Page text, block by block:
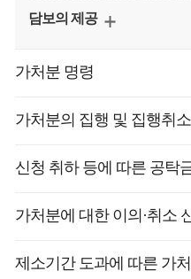
담보의 제공
가처분 명령
가처분의 집행 및 집행취소
신청 취하 등에 따른 공탁
가처분에 대한 이의·취소
제소기간 도과에 따른 가